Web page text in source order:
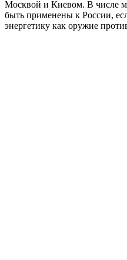
Москвой и Киевом. В числе
быть применены к России,
энергетику как оружие